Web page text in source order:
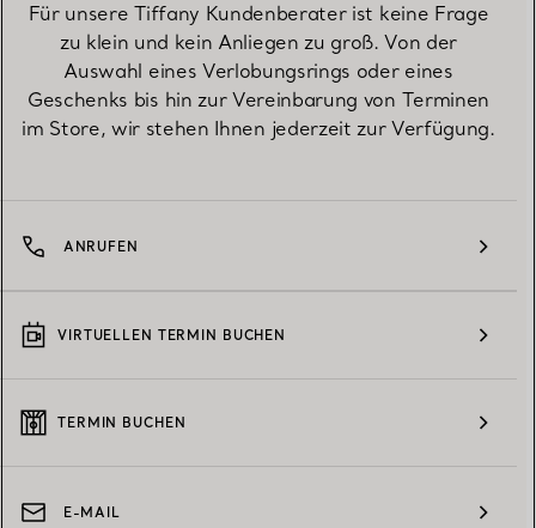
Für unsere Tiffany Kundenberater ist keine Frage
zu klein und kein Anliegen zu groß. Von der
Auswahl eines Verlobungsrings oder eines
Geschenks bis hin zur Vereinbarung von Terminen
im Store, wir stehen Ihnen jederzeit zur Verfügung.
ANRUFEN
VIRTUELLEN TERMIN BUCHEN
TERMIN BUCHEN
E-MAIL